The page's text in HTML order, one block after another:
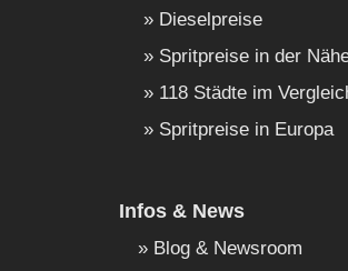
Dieselpreise
Spritpreise in der
118 Städte im
Spritpreise in Europa
Infos & News
Blog & Newsroom